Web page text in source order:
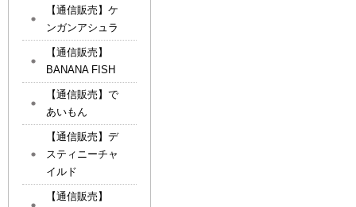
【通信販売】ケ
ンガンアシュラ
【通信販売】
BANANA FISH
【通信販売】で
あいもん
【通信販売】デ
スティニーチャ
イルド
【通信販売】